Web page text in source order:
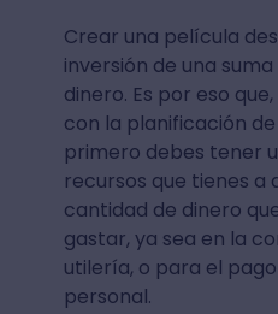
Crear una película
inversión de una
dinero. Es por eso
con la planificación
primero debes tener
recursos que tienes a
cantidad de dinero
gastar, ya sea en la
utilería, o para el
personal.